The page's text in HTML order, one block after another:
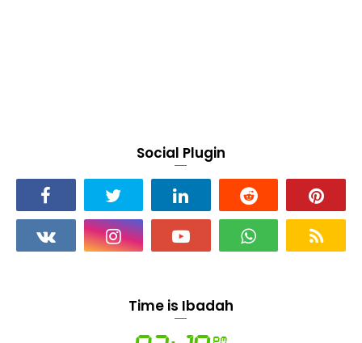
Social Plugin
Time is Ibadah